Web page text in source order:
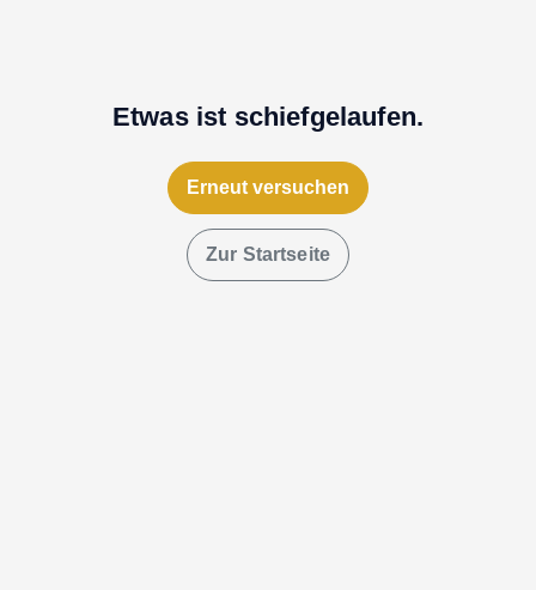
Etwas ist schiefgelaufen.
Erneut versuchen
Zur Startseite